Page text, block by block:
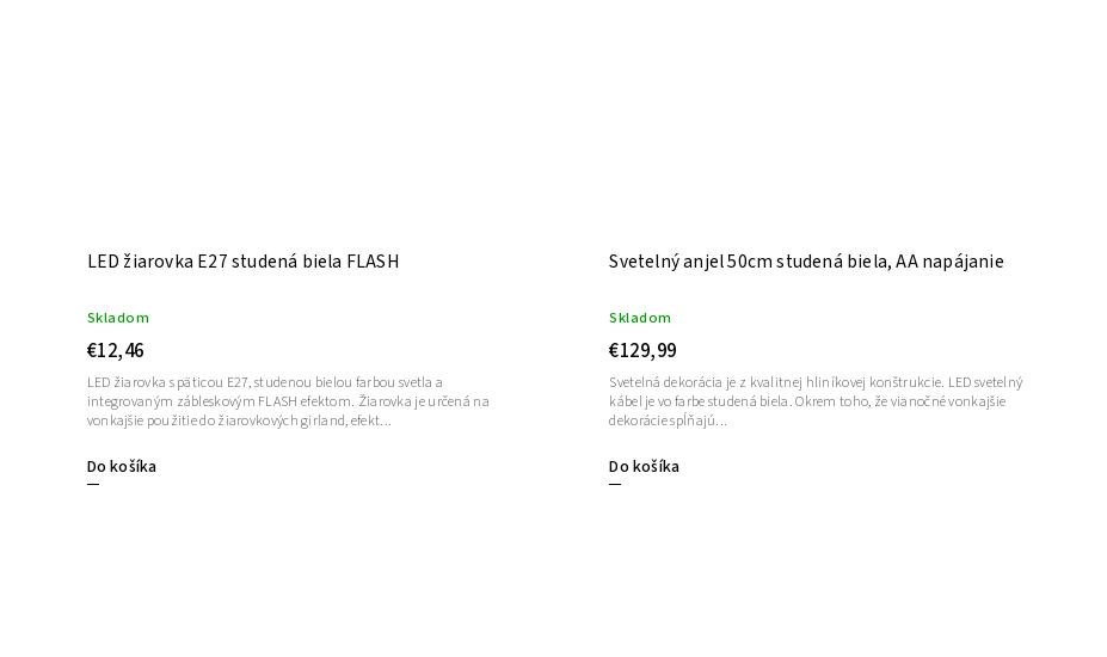
LED žiarovka E27 studená biela FLASH
Skladom
€12,46
Do košíka
LED žiarovka s päticou E27, studenou bielou farbou svetla a
integrovaným zábleskovým FLASH efektom. Žiarovka je určená na
vonkajšie použitie do žiarovkových girland, efekt...
Svetelný anjel 50cm studená biela, AA napájanie
Skladom
€129,99
Do košíka
Svetelná dekorácia je z kvalitnej hliníkovej konštrukcie. LED svetelný
kábel je vo farbe studená biela. Okrem toho, že vianočné vonkajšie
dekorácie spĺňajú...